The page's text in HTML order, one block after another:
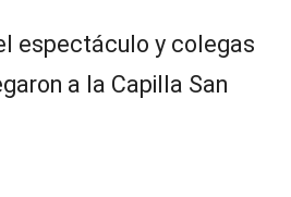
espectáculo y colegas
a la Capilla San